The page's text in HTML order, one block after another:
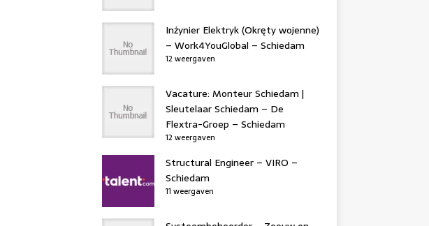
Inżynier Elektryk (Okręty wojenne)
– Work4YouGlobal – Schiedam
12 weergaven
Vacature: Monteur Schiedam |
Sleutelaar Schiedam – De
Flextra-Groep – Schiedam
12 weergaven
Structural Engineer – VIRO –
Schiedam
11 weergaven